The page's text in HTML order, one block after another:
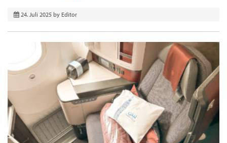
24. Juli 2025 by Editor